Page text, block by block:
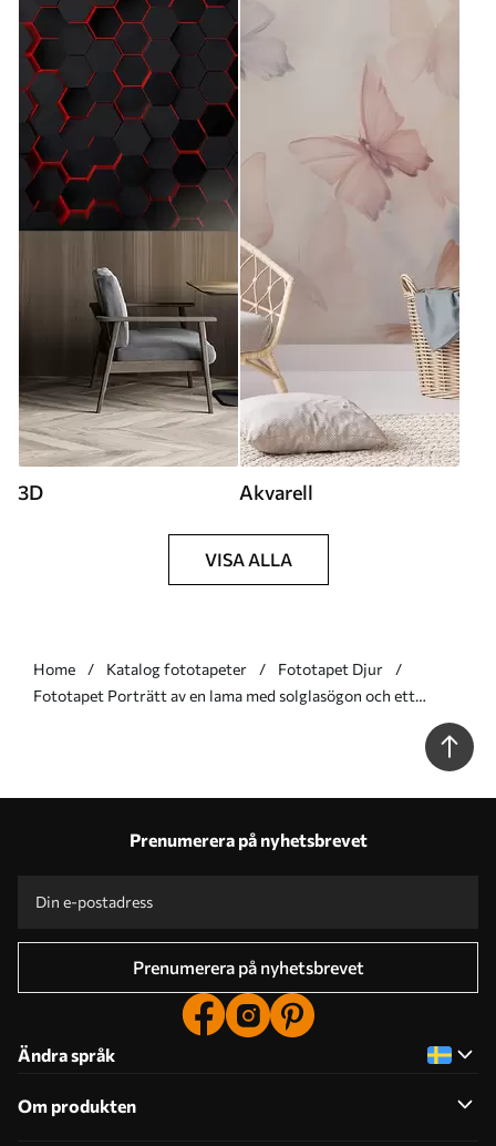
3D Akvarell
VISA ALLA
Home Katalog fototapeter
Fototapet Djur
Fototapet Porträtt av en lama med solglasögon och ett
Prenumerera på nyhetsbrevet
Prenumerera på nyhetsbrevet
Ändra språk
Om produkten